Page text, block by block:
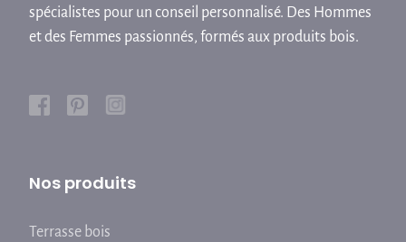
spécialistes pour un conseil personnalisé. Des Hommes
et des Femmes passionnés, formés aux produits bois.
Nos produits
Terrasse bois